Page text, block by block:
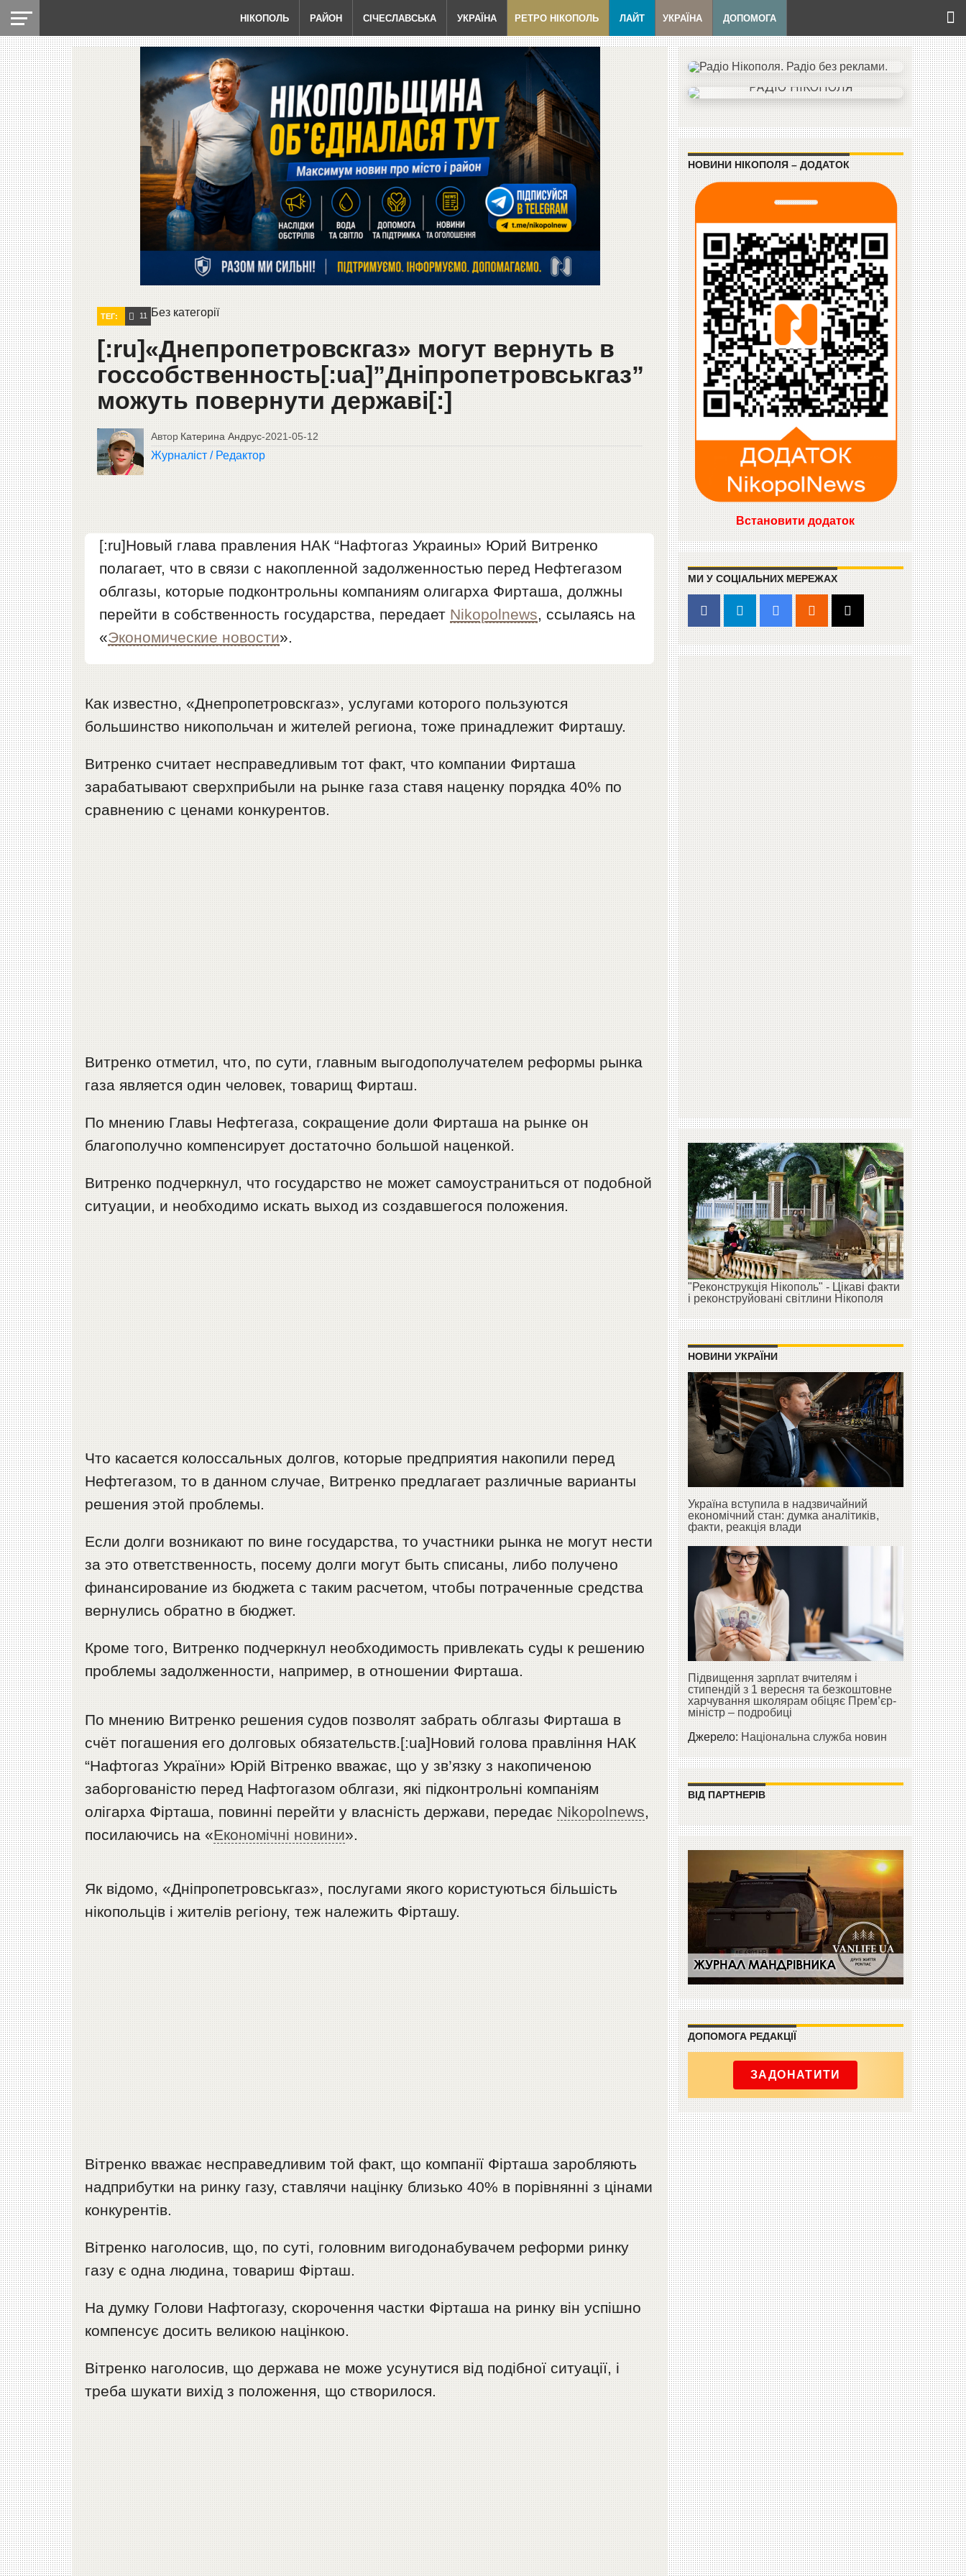
НІКОПОЛЬ РАЙОН СІЧЕСЛАВСЬКА УКРАЇНА РЕТРО НІКОПОЛЬ ЛАЙТ УКРАЇНА ДОПОМОГА
Без категорії
ТЕГ: 11
[:ru]«Днепропетровскгаз» могут вернуть в
госсобственность[:ua]”Дніпропетровськгаз”
можуть повернути державі[:]
Автор Катерина Андрус-2021-05-12
Журналіст / Редактор
[:ru]Новый глава правления НАК “Нафтогаз Украины» Юрий Витренко
полагает, что в связи с накопленной задолженностью перед Нефтегазом
облгазы, которые подконтрольны компаниям олигарха Фирташа, должны
перейти в собственность государства, передает Nikopolnews, ссылаясь на
«Экономические новости».
Как известно, «Днепропетровскгаз», услугами которого пользуются
большинство никопольчан и жителей региона, тоже принадлежит Фирташу.
Витренко считает несправедливым тот факт, что компании Фирташа
зарабатывают сверхприбыли на рынке газа ставя наценку порядка 40% по
сравнению с ценами конкурентов.
Витренко отметил, что, по сути, главным выгодополучателем реформы рынка
газа является один человек, товарищ Фирташ.
По мнению Главы Нефтегаза, сокращение доли Фирташа на рынке он
благополучно компенсирует достаточно большой наценкой.
Витренко подчеркнул, что государство не может самоустраниться от подобной
ситуации, и необходимо искать выход из создавшегося положения.
Что касается колоссальных долгов, которые предприятия накопили перед
Нефтегазом, то в данном случае, Витренко предлагает различные варианты
решения этой проблемы.
Если долги возникают по вине государства, то участники рынка не могут нести
за это ответственность, посему долги могут быть списаны, либо получено
финансирование из бюджета с таким расчетом, чтобы потраченные средства
вернулись обратно в бюджет.
Кроме того, Витренко подчеркнул необходимость привлекать суды к решению
проблемы задолженности, например, в отношении Фирташа.
По мнению Витренко решения судов позволят забрать облгазы Фирташа в
счёт погашения его долговых обязательств.[:ua]Новий голова правління НАК
“Нафтогаз України» Юрій Вітренко вважає, що у зв’язку з накопиченою
заборгованістю перед Нафтогазом облгази, які підконтрольні компаніям
олігарха Фірташа, повинні перейти у власність держави, передає Nikopolnews,
посилаючись на «Економічні новини».
Як відомо, «Дніпропетровськгаз», послугами якого користуються більшість
нікопольців і жителів регіону, теж належить Фірташу.
Вітренко вважає несправедливим той факт, що компанії Фірташа заробляють
надприбутки на ринку газу, ставлячи націнку близько 40% в порівнянні з цінами
конкурентів.
Вітренко наголосив, що, по суті, головним вигодонабувачем реформи ринку
газу є одна людина, товариш Фірташ.
На думку Голови Нафтогазу, скорочення частки Фірташа на ринку він успішно
компенсує досить великою націнкою.
Вітренко наголосив, що держава не може усунутися від подібної ситуації, і
треба шукати вихід з положення, що створилося.
НОВИНИ НІКОПОЛЯ – ДОДАТОК
Встановити додаток
МИ У СОЦІАЛЬНИХ МЕРЕЖАХ
"Реконструкція Нікополь" - Цікаві факти
і реконструйовані світлини Нікополя
НОВИНИ УКРАЇНИ
Україна вступила в надзвичайний
економічний стан: думка аналітиків,
факти, реакція влади
Підвищення зарплат вчителям і
стипендій з 1 вересня та безкоштовне
харчування школярам обіцяє Прем’єр-
міністр – подробиці
Джерело:Національна служба новин
ВІД ПАРТНЕРІВ
ДОПОМОГА РЕДАКЦІЇ
ЗАДОНАТИТИ